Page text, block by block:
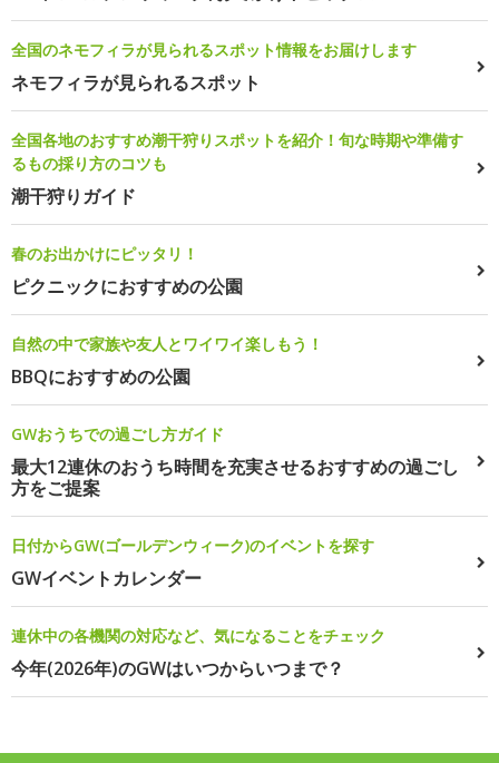
全国のネモフィラが見られるスポット情報をお届けします
ネモフィラが見られるスポット
全国各地のおすすめ潮干狩りスポットを紹介！旬な時期や準備す
るもの採り方のコツも
潮干狩りガイド
春のお出かけにピッタリ！
ピクニックにおすすめの公園
自然の中で家族や友人とワイワイ楽しもう！
BBQにおすすめの公園
GWおうちでの過ごし方ガイド
最大12連休のおうち時間を充実させるおすすめの過ごし
方をご提案
日付からGW(ゴールデンウィーク)のイベントを探す
GWイベントカレンダー
連休中の各機関の対応など、気になることをチェック
今年(2026年)のGWはいつからいつまで？